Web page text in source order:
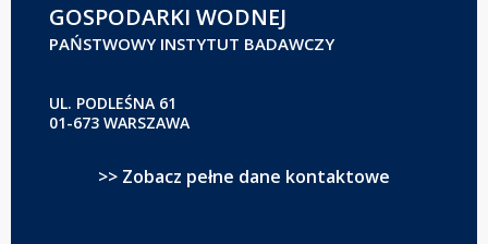
GOSPODARKI WODNEJ
PAŃSTWOWY INSTYTUT BADAWCZY
UL. PODLEŚNA 61
01-673 WARSZAWA
>> Zobacz pełne dane kontaktowe